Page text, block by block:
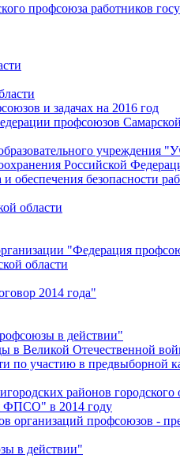
профсоюза работников
и задачах на 2016 год
профсоюзов
учреждения
Российской
безопасности
области
"Федерация
области
2014 года"
в действии"
Великой Отечественной
по участию в предвыборной
районов городского
ФПСО" в 2014 году
организаций профсоюзов -
в действии"